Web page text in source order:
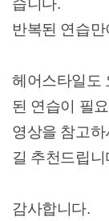
습니다.
반복된 연습
헤어스타일도
된 연습이 필
영상을 참고하
길 추천드립니
감사합니다.